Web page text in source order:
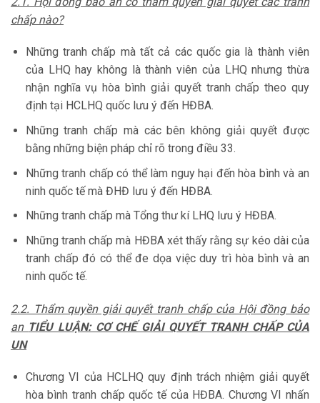
chấp nào?
Những tranh chấp mà tất cả các quốc gia là thành viên
của LHQ hay không là thành viên của LHQ nhưng thừa
nhận nghĩa vụ hòa bình giải quyết tranh chấp theo quy
định tại HCLHQ quốc lưu ý đến HĐBA.
Những tranh chấp mà các bên không giải quyết được
bằng những biện pháp chỉ rõ trong điều 33.
Những tranh chấp có thể làm nguy hại đến hòa bình và an
ninh quốc tế mà ĐHĐ lưu ý đến HĐBA.
Những tranh chấp mà Tổng thư kí LHQ lưu ý HĐBA.
Những tranh chấp mà HĐBA xét thấy rằng sự kéo dài của
tranh chấp đó có thể đe dọa việc duy trì hòa bình và an
ninh quốc tế.
2.2. Thẩm quyền giải quyết tranh chấp của Hội đồng bảo
an TIỂU LUẬN: CƠ CHẾ GIẢI QUYẾT TRANH CHẤP CỦA
UN
Chương VI của HCLHQ quy định trách nhiệm giải quyết
hòa bình tranh chấp quốc tế của HĐBA. Chương VI nhấn